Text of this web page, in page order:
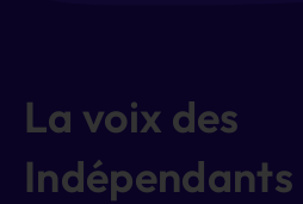
La voix des
Indépendants